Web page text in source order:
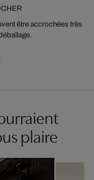
être accrochées très
plaire